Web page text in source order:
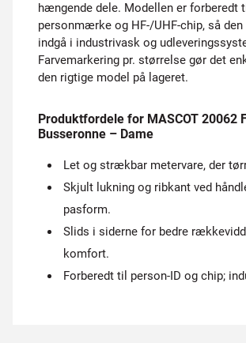
hængende dele. Modellen er forberedt
personmærke og HF-/UHF-chip, så
indgå i industrivask og
Farvemarkering pr. størrelse gør det
den rigtige model på lageret.
Produktfordele for MASCOT 20062
Busseronne – Dame
Let og strækbar metervare, der
Skjult lukning og ribkant ved
pasform.
Slids i siderne for bedre
komfort.
Forberedt til person-ID og chip;